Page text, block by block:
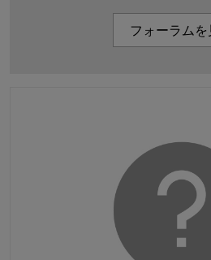
フォーラムを